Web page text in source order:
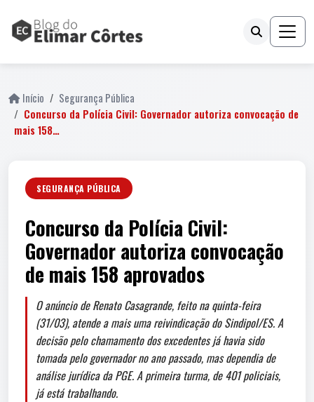
Início
Segurança Pública
Concurso da Polícia Civil: Governador autoriza convocação de
mais 158…
SEGURANÇA PÚBLICA
Concurso da Polícia Civil:
Governador autoriza convocação
de mais 158 aprovados
O anúncio de Renato Casagrande, feito na quinta-feira
(31/03), atende a mais uma reivindicação do Sindipol/ES. A
decisão pelo chamamento dos excedentes já havia sido
tomada pelo governador no ano passado, mas dependia de
análise jurídica da PGE. A primeira turma, de 401 policiais,
já está trabalhando.